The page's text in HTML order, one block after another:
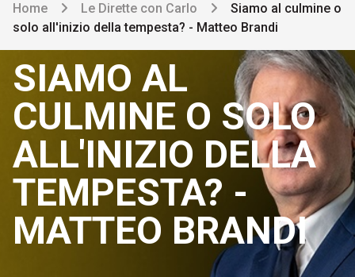
Home Le Dirette con Carlo
Siamo al culmine o
solo all'inizio della tempesta? - Matteo Brandi
SIAMO AL
CULMINE O SOLO
ALL'INIZIO DELLA
TEMPESTA? -
MATTEO BRANDI